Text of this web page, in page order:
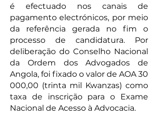
é efectuado nos canais de
pagamento electrónicos, por meio
da referência gerada no fim o
processo de candidatura. Por
deliberação do Conselho Nacional
da Ordem dos Advogados de
Angola, foi fixado o valor de AOA 30
000,00 (trinta mil Kwanzas) como
taxa de inscrição para o Exame
Nacional de Acesso à Advocacia.